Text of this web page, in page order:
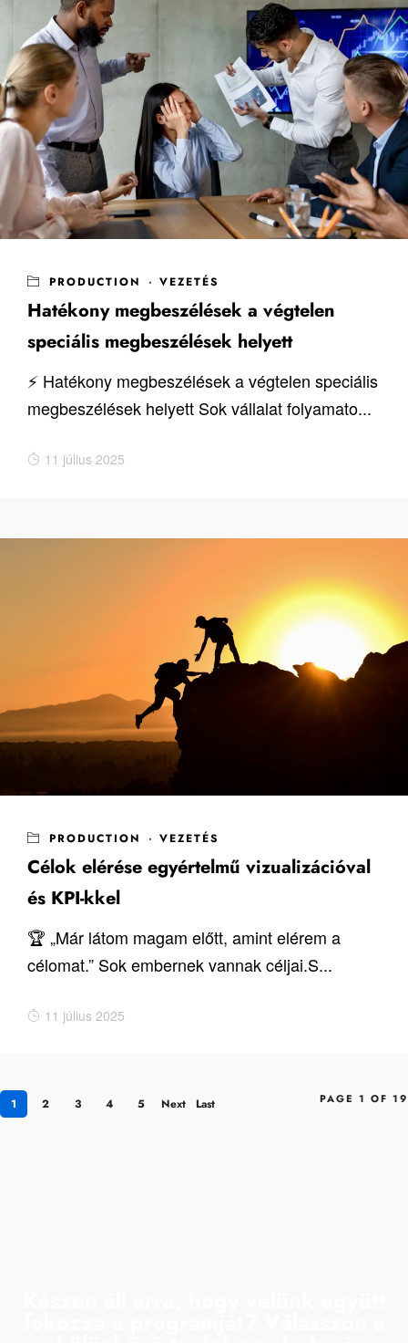
PRODUCTION · VEZETÉS
Hatékony megbeszélések a végtelen
speciális megbeszélések helyett
⚡ Hatékony megbeszélések a végtelen speciális
megbeszélések helyett Sok vállalat folyamato...
11 július 2025
PRODUCTION · VEZETÉS
Célok elérése egyértelmű vizualizációval
és KPI-kkel
🏆 „Már látom magam előtt, amint elérem a
célomat.” Sok embernek vannak céljai.S...
11 július 2025
1 2 3 4 5
Next
Last
PAGE 1 OF 19